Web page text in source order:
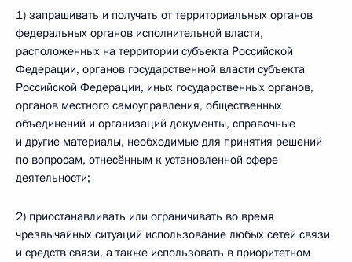
1) запрашивать и получать от территориальных органов
федеральных органов исполнительной власти,
расположенных на территории субъекта Российской
Федерации, органов государственной власти субъекта
Российской Федерации, иных государственных органов,
органов местного самоуправления, общественных
объединений и организаций документы, справочные
и другие материалы, необходимые для принятия решений
по вопросам, отнесённым к установленной сфере
деятельности;
2) приостанавливать или ограничивать во время
чрезвычайных ситуаций использование любых сетей связи
и средств связи, а также использовать в приоритетном